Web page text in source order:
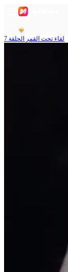
لقاء تحت القمر الحلقة 7